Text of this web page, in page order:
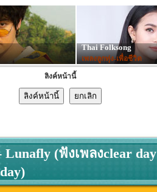
Thai Folksong
เพลงลูกทุ่ง-เพื่อชีวิต
ลิงค์หน้านี้
Lunafly (ฟังเพลงclear day